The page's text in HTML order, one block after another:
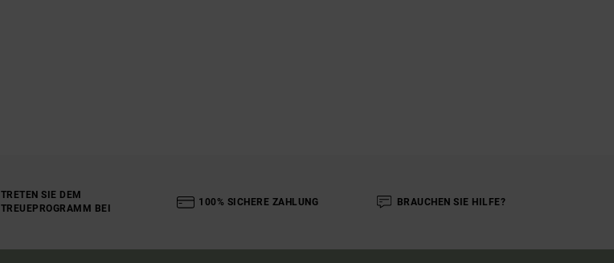
TRETEN SIE DEM
TREUEPROGRAMM BEI
100% SICHERE ZAHLUNG BRAUCHEN SIE HILFE?